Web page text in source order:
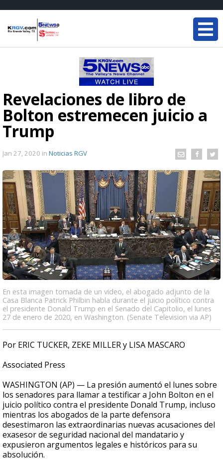
Revelaciones de libro de
Bolton estremecen juicio a
Trump
Jan 27, 2020 in Noticias RGV
En esta imagen tomada de un video, el abogado adjunto de la
Casa Blanca Patrick Philbin habla durante el juicio político contra
el presidente Donald Trump en el Senado del Capitolio, el lunes
27 de enero de 2020, en Washington. (Senate Television via AP)
Por ERIC TUCKER, ZEKE MILLER y LISA MASCARO
Associated Press
WASHINGTON (AP) — La presión aumentó el lunes sobre
los senadores para llamar a testificar a John Bolton en el
juicio político contra el presidente Donald Trump, incluso
mientras los abogados de la parte defensora
desestimaron las extraordinarias nuevas acusaciones del
exasesor de seguridad nacional del mandatario y
expusieron argumentos legales e históricos para su
absolución.